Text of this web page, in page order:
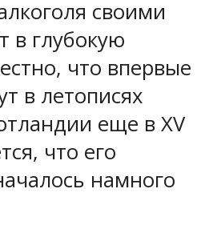
своими
в глубокую
что впервые
в летописях
еще в XV
что его
намного